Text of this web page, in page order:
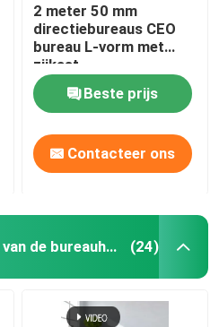
2 meter 50 mm
directiebureaus CEO
bureau L-vorm met
zijkast
Beste prijs
Contacteer ons
Het Regelbare Bureau van de bureauhoogte (24)